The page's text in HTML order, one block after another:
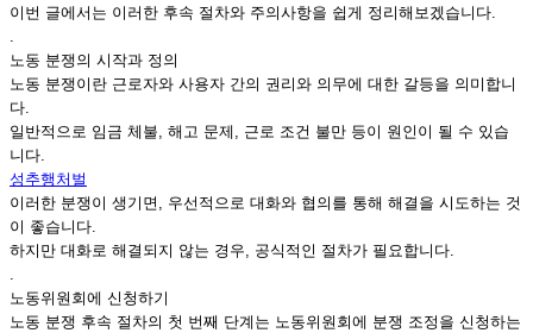
이번 글에서는 이러한 후속 절차와 주의사항을 쉽게 정리해보겠습니다.
.
노동 분쟁의 시작과 정의
노동 분쟁이란 근로자와 사용자 간의 권리와 의무에 대한 갈등을 의미합니
다.
일반적으로 임금 체불, 해고 문제, 근로 조건 불만 등이 원인이 될 수 있습
니다.
성추행처벌
이러한 분쟁이 생기면, 우선적으로 대화와 협의를 통해 해결을 시도하는 것
이 좋습니다.
하지만 대화로 해결되지 않는 경우, 공식적인 절차가 필요합니다.
.
노동위원회에 신청하기
노동 분쟁 후속 절차의 첫 번째 단계는 노동위원회에 분쟁 조정을 신청하는